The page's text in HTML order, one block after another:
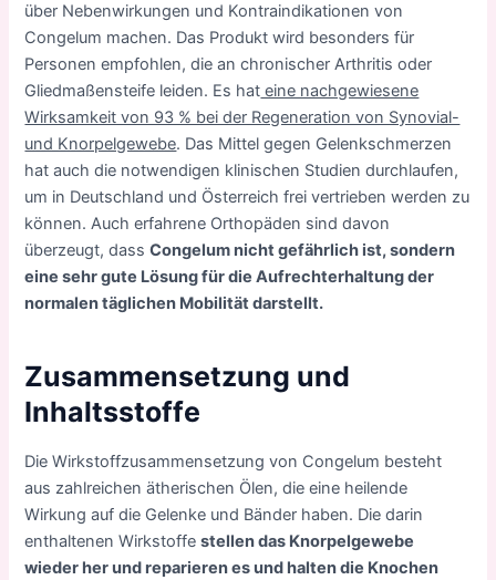
über Nebenwirkungen und Kontraindikationen von
Congelum machen. Das Produkt wird besonders für
Personen empfohlen, die an chronischer Arthritis oder
Gliedmaßensteife leiden. Es hat eine nachgewiesene
Wirksamkeit von 93 % bei der Regeneration von Synovial-
und Knorpelgewebe. Das Mittel gegen Gelenkschmerzen
hat auch die notwendigen klinischen Studien durchlaufen,
um in Deutschland und Österreich frei vertrieben werden zu
können. Auch erfahrene Orthopäden sind davon
überzeugt, dassCongelum nicht gefährlich ist, sondern
eine sehr gute Lösung für die Aufrechterhaltung der
normalen täglichen Mobilität darstellt.
Zusammensetzung und
Inhaltsstoffe
Die Wirkstoffzusammensetzung von Congelum besteht
aus zahlreichen ätherischen Ölen, die eine heilende
Wirkung auf die Gelenke und Bänder haben. Die darin
enthaltenen Wirkstoffestellen das Knorpelgewebe
wieder her und reparieren es und halten die Knochen